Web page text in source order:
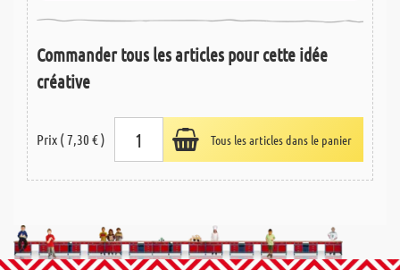
Commander tous les articles pour cette idée
créative
Prix ( 7,30 € ) Tous les articles dans le panier